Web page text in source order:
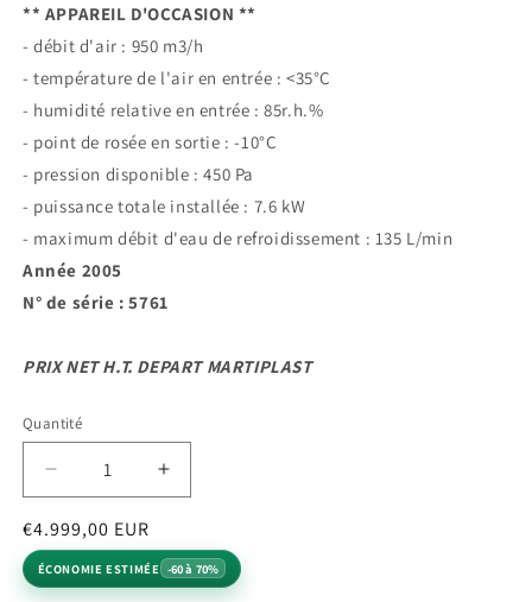
fenêtre
** APPAREIL D'OCCASION **
- débit d'air : 950 m3/h
- température de l'air en entrée : <35°C
- humidité relative en entrée : 85r.h.%
- point de rosée en sortie : -10°C
- pression disponible : 450 Pa
- puissance totale installée : 7.6 kW
- maximum débit d'eau de refroidissement : 135 L/min
Année 2005
N° de série : 5761
PRIX NET H.T. DEPART MARTIPLAST
Quantité
Quantité
Réduire
la
quantité
de
SECHEUR
Augmenter
la
de
SECHEUR
Prix
habituel
Prix
promotionnel
€4.999,00 EUR
ÉCONOMIE ESTIMÉE -60 à 70%